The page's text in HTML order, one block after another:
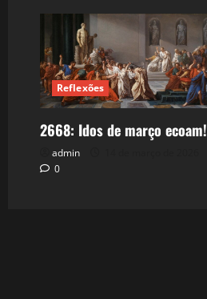
Reflexões
2668: Idos de março ecoam!
admin
0